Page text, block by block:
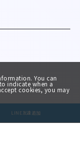
You can
indicate when a
cookies, you may
LINE友達追加